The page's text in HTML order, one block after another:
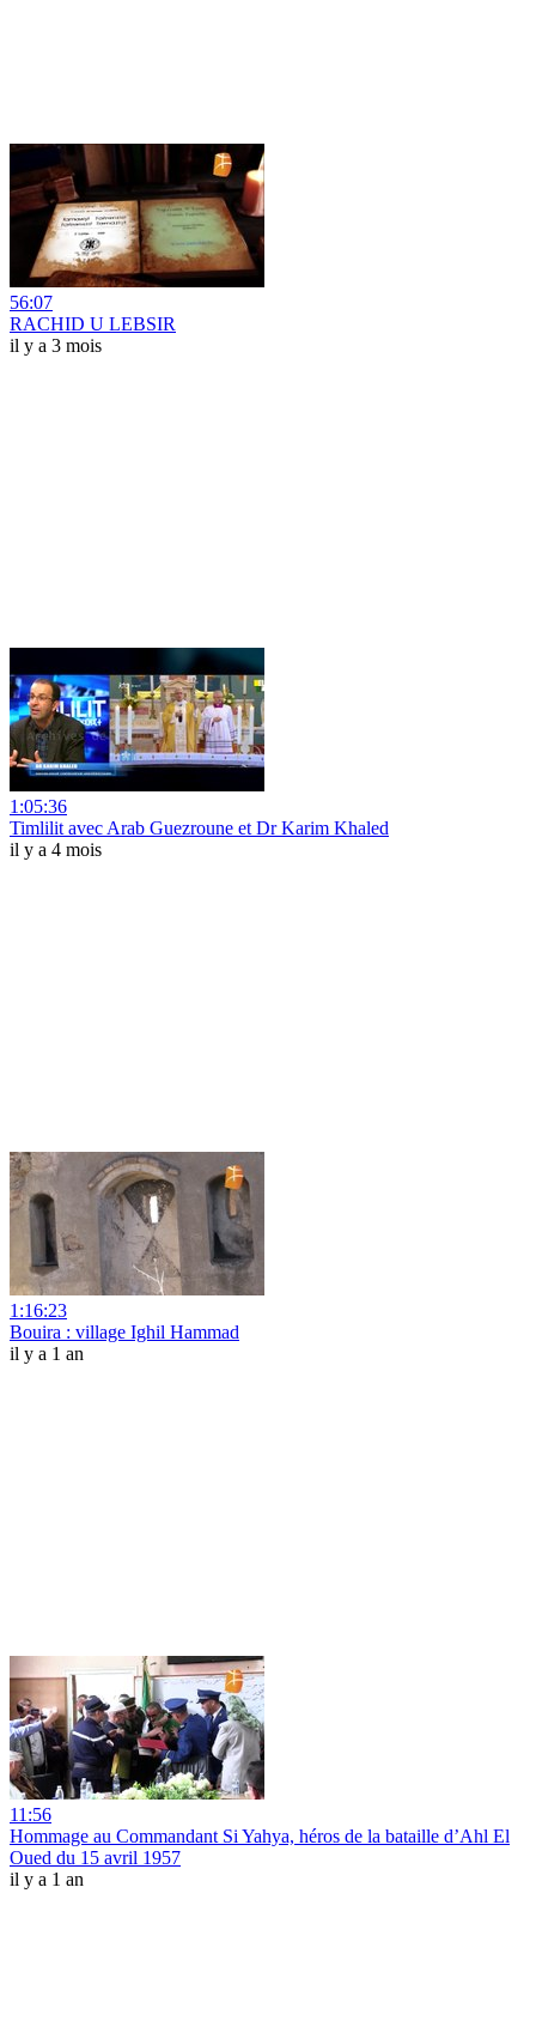
56:07
RACHID U LEBSIR
il y a 3 mois
1:05:36
Timlilit avec Arab Guezroune et Dr Karim Khaled
il y a 4 mois
1:16:23
Bouira : village Ighil Hammad
il y a 1 an
11:56
Hommage au Commandant Si Yahya, héros de la bataille d’Ahl El
Oued du 15 avril 1957
il y a 1 an